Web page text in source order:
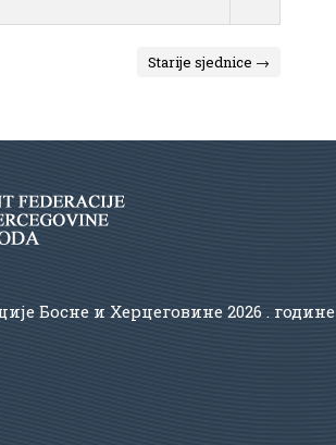
Starije sjednice →
Босне и Херцеговине 2026 . године